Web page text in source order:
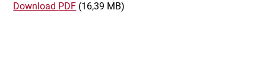
Download PDF (16,39 MB)